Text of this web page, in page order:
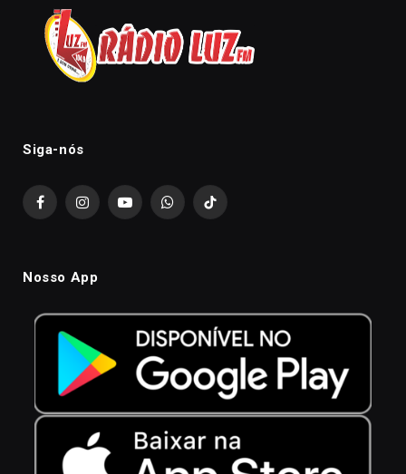
Siga-nós
FacebookInstagramYouTubeWhatsAppTikTok
Nosso App